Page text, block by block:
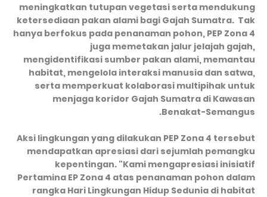
meningkatkan tutupan vegetasi serta mendukung
ketersediaan pakan alami bagi Gajah Sumatra. Tak
hanya berfokus pada penanaman pohon, PEP Zona 4
juga memetakan jalur jelajah gajah,
mengidentifikasi sumber pakan alami, memantau
habitat, mengelola interaksi manusia dan satwa,
serta memperkuat kolaborasi multipihak untuk
menjaga koridor Gajah Sumatra di Kawasan
Benakat-Semangus.
Aksi lingkungan yang dilakukan PEP Zona 4 tersebut
mendapatkan apresiasi dari sejumlah pemangku
kepentingan. "Kami mengapresiasi inisiatif
Pertamina EP Zona 4 atas penanaman pohon dalam
rangka Hari Lingkungan Hidup Sedunia di habitat